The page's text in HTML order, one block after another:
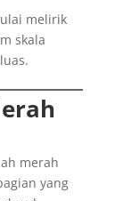
melirik
skala
merah
yang